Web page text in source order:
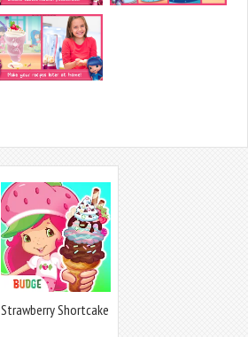
Strawberry Shortcake